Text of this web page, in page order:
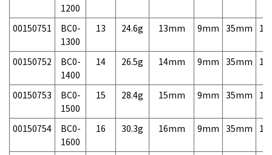
1200
00150751
BC0-
1300
13 24.6g 13mm 9mm 35mm
00150752
BC0-
1400
14 26.5g 14mm 9mm 35mm
00150753
BC0-
1500
15 28.4g 15mm 9mm 35mm
00150754
BC0-
1600
16 30.3g 16mm 9mm 35mm